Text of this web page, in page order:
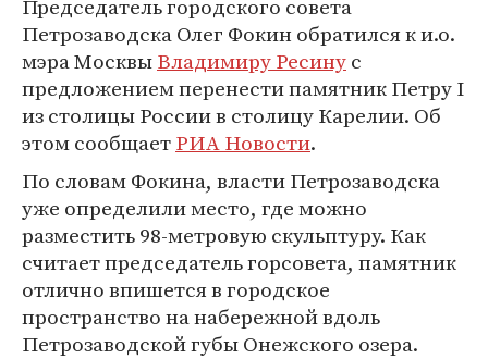
Председатель городского совета
Петрозаводска Олег Фокин обратился к и.о.
мэра МосквыВладимиру Ресинус
предложением перенести памятник Петру I
из столицы России в столицу Карелии. Об
этом сообщаетРИА Новости.
По словам Фокина, власти Петрозаводска
уже определили место, где можно
разместить 98-метровую скульптуру. Как
считает председатель горсовета, памятник
отлично впишется в городское
пространство на набережной вдоль
Петрозаводской губы Онежского озера.